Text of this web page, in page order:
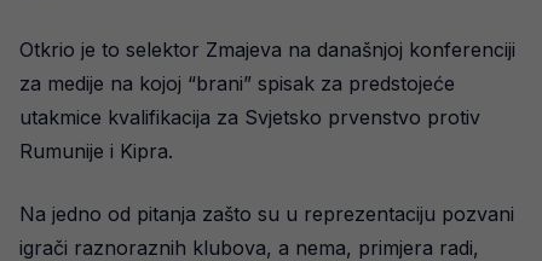
Otkrio je to selektor Zmajeva na današnjoj konferenciji
za medije na kojoj “brani” spisak za predstojeće
utakmice kvalifikacija za Svjetsko prvenstvo protiv
Rumunije i Kipra.
Na jedno od pitanja zašto su u reprezentaciju pozvani
igrači raznoraznih klubova, a nema, primjera radi,